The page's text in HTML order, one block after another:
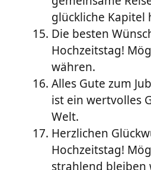
glückliche Kapitel
Die besten
Hochzeitstag!
währen.
Alles Gute zum
ist ein wertvolles
Welt.
Herzlichen
Hochzeitstag!
strahlend bleiben